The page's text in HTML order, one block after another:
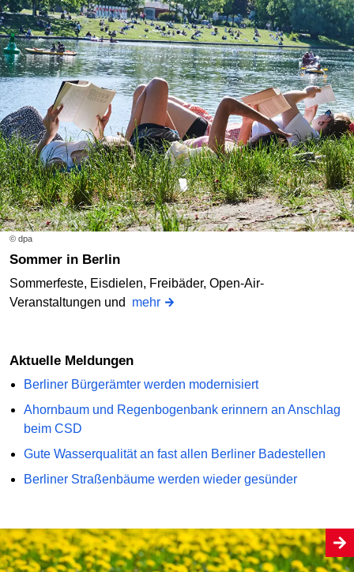
© dpa
Sommer in Berlin
Sommerfeste, Eisdielen, Freibäder, Open-Air-
Veranstaltungen und mehr
Aktuelle Meldungen
Berliner Bürgerämter werden modernisiert
Ahornbaum und Regenbogenbank erinnern an Anschlag
beim CSD
Gute Wasserqualität an fast allen Berliner Badestellen
Berliner Straßenbäume werden wieder gesünder